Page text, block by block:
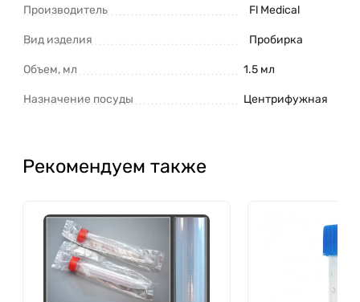
Производитель Fl Medical
Вид изделия Пробирка
Объем, мл 1.5 мл
Назначение посуды Центрифужная
Рекомендуем также